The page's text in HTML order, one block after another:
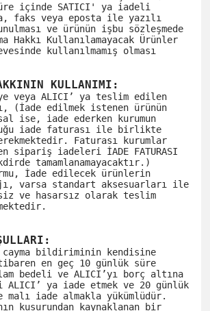
içinde SATICI' ya iadeli
faks veya eposta ile yazılı
ve ürünün işbu sözleşmede
Hakkı Kullanılamayacak Ürünler
kullanılmamış olması
HAKKININ KULLANIMI:
(İade edilmek istenen ürünün
ise, iade ederken kurumun
iade faturası ile birlikte
Faturası kurumlar
sipariş iadeleri İADE FATURASI
tamamlanamayacaktır.)
varsa standart aksesuarları ile
ve hasarsız olarak teslim
en geç 10 günlük süre
bedeli ve ALICI’yı borç altına
ALICI’ ya iade etmek ve 20 günlük
iade almakla yükümlüdür.